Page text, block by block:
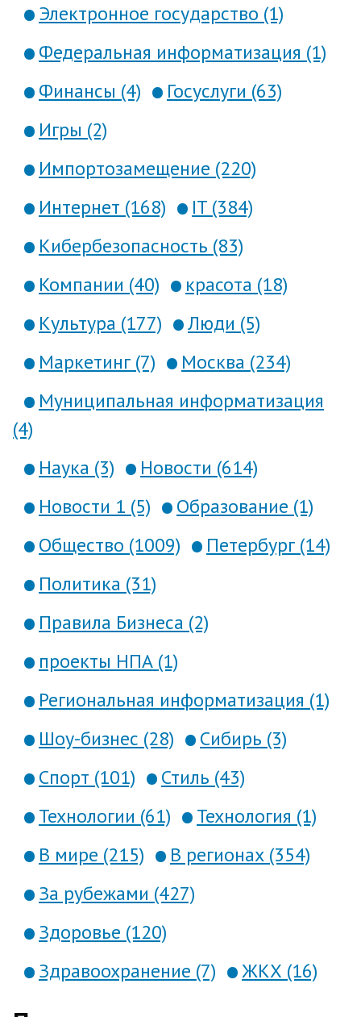
Электронное государство (1)
Федеральная информатизация (1)
Финансы (4)
Госуслуги (63)
Игры (2)
Импортозамещение (220)
Интернет (168)
IT (384)
Кибербезопасность (83)
Компании (40)
красота (18)
Культура (177)
Люди (5)
Маркетинг (7)
Москва (234)
Муниципальная информатизация
(4)
Наука (3)
Новости (614)
Новости 1 (5)
Образование (1)
Общество (1009)
Петербург (14)
Политика (31)
Правила Бизнеса (2)
проекты НПА (1)
Региональная информатизация (1)
Шоу-бизнес (28)
Сибирь (3)
Спорт (101)
Стиль (43)
Технологии (61)
Технология (1)
В мире (215)
В регионах (354)
За рубежами (427)
Здоровье (120)
Здравоохранение (7)
ЖКХ (16)